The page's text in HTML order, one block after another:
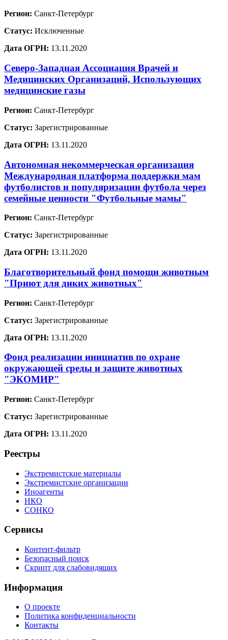
Регион: Санкт-Петербург
Статус: Исключенные
Дата ОГРН: 13.11.2020
Северо-Западная Ассоциация Врачей и
Медицинских Организаций, Использующих
медицинские газы
Регион: Санкт-Петербург
Статус: Зарегистрированные
Дата ОГРН: 13.11.2020
Автономная некоммерческая организация
Международная платформа поддержки мам
футболистов и популяризации футбола через
семейные ценности "Футбольные мамы"
Регион: Санкт-Петербург
Статус: Зарегистрированные
Дата ОГРН: 13.11.2020
Благотворительный фонд помощи животным
"Приют для диких животных"
Регион: Санкт-Петербург
Статус: Зарегистрированные
Дата ОГРН: 13.11.2020
Фонд реализации инициатив по охране
окружающей среды и защите животных
"ЭКОМИР"
Регион: Санкт-Петербург
Статус: Зарегистрированные
Дата ОГРН: 13.11.2020
Реестры
Экстремистские материалы
Экстремистские организации
Иноагенты
НКО
СОНКО
Сервисы
Контент-фильтр
Безопасный поиск
Скрипт для слабовидящих
Информация
О проекте
Политика конфиденциальности
Контакты